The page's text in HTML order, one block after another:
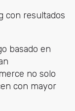
con resultados
basado en
no solo
con mayor